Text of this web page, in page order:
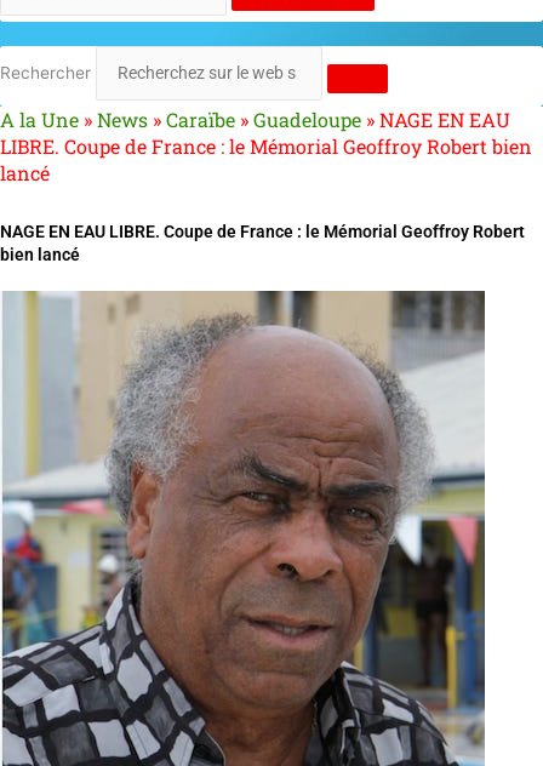
Rechercher
A la Une »News »Caraïbe »Guadeloupe »NAGE EN EAU
LIBRE. Coupe de France : le Mémorial Geoffroy Robert bien
lancé
NAGE EN EAU LIBRE. Coupe de France : le Mémorial Geoffroy Robert
bien lancé